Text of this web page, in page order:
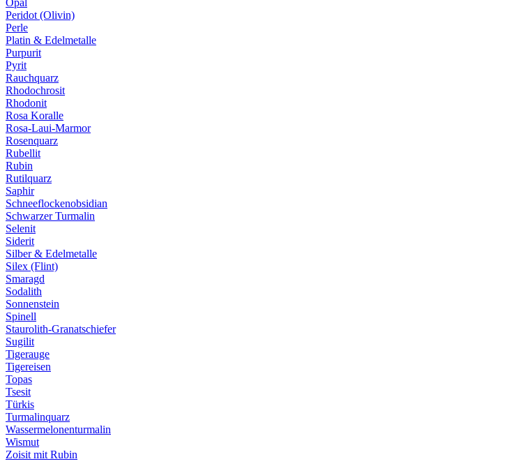
Opal
Peridot (Olivin)
Perle
Platin & Edelmetalle
Purpurit
Pyrit
Rauchquarz
Rhodochrosit
Rhodonit
Rosa Koralle
Rosa-Laui-Marmor
Rosenquarz
Rubellit
Rubin
Rutilquarz
Saphir
Schneeflockenobsidian
Schwarzer Turmalin
Selenit
Siderit
Silber & Edelmetalle
Silex (Flint)
Smaragd
Sodalith
Sonnenstein
Spinell
Staurolith-Granatschiefer
Sugilit
Tigerauge
Tigereisen
Topas
Tsesit
Türkis
Turmalinquarz
Wassermelonenturmalin
Wismut
Zoisit mit Rubin